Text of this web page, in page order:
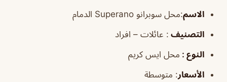
الاسم:محل سوبرانو Superano الدمام
التصنيف : عائلات – افراد
النوع : محل ايس كريم
الأسعار: متوسطة